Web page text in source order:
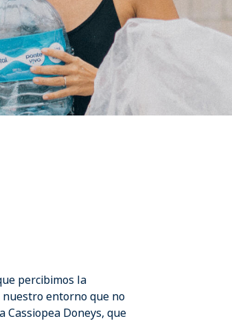
percibimos la
entorno que no
Doneys, que